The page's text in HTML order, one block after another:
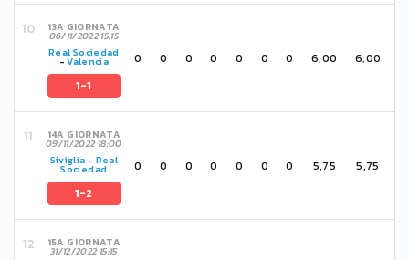
13A GIORNATA
06/11/2022 15:15
Real Sociedad
-Valencia
1-1
0 0 0 0 0 0 0 6,00 6,00
14A GIORNATA
09/11/2022 18:00
Siviglia - Real
Sociedad
1-2
0 0 0 0 0 0 0 5,75 5,75
15A GIORNATA
31/12/2022 15:15